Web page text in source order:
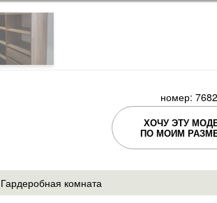
номер: 7682
ХОЧУ ЭТУ
ПО МОИМ
Гардеробная комната